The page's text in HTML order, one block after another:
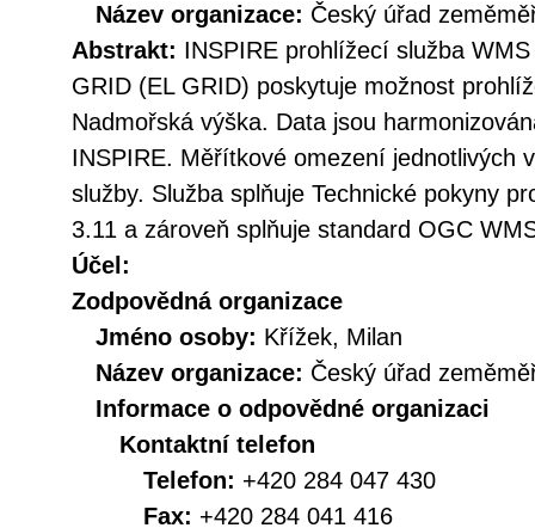
Název organizace: Český úřad
Abstrakt: INSPIRE prohlížecí služba
GRID (EL GRID) poskytuje možnost
Nadmořská výška. Data jsou
INSPIRE. Měřítkové omezení jednotlivých
služby. Služba splňuje Technické pokyny
3.11 a zároveň splňuje standard OGC
Účel:
Zodpovědná organizace
Jméno osoby: Křížek, Milan
Název organizace: Český úřad
Informace o odpovědné organizaci
Kontaktní telefon
Telefon: +420 284 047 430
Fax: +420 284 041 416